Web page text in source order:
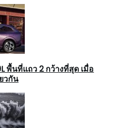
พื้นที่แถว 2 กว้างที่สุด เมื่อ
วกัน